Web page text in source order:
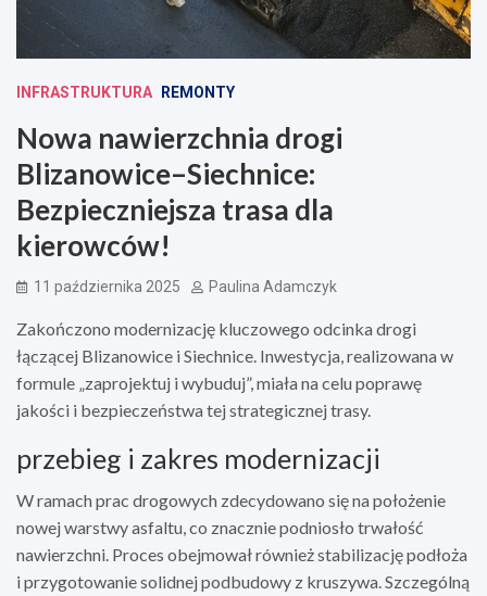
INFRASTRUKTURA REMONTY
Nowa nawierzchnia drogi
Blizanowice–Siechnice:
Bezpieczniejsza trasa dla
kierowców!
11 października 2025 Paulina Adamczyk
Zakończono modernizację kluczowego odcinka drogi
łączącej Blizanowice i Siechnice. Inwestycja, realizowana w
formule „zaprojektuj i wybuduj”, miała na celu poprawę
jakości i bezpieczeństwa tej strategicznej trasy.
przebieg i zakres modernizacji
W ramach prac drogowych zdecydowano się na położenie
nowej warstwy asfaltu, co znacznie podniosło trwałość
nawierzchni. Proces obejmował również stabilizację podłoża
i przygotowanie solidnej podbudowy z kruszywa. Szczególną